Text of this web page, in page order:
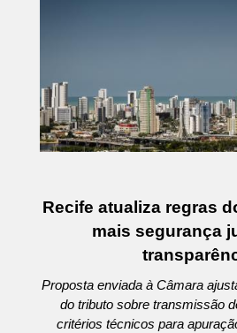
Recife atualiza regras
mais segurança
Proposta enviada à Câmara
do tributo sobre transmissão
critérios técnicos para